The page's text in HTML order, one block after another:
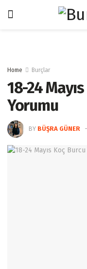
Home Burçlar
18-24
Yorumu
BY BÜŞRA GÜNER